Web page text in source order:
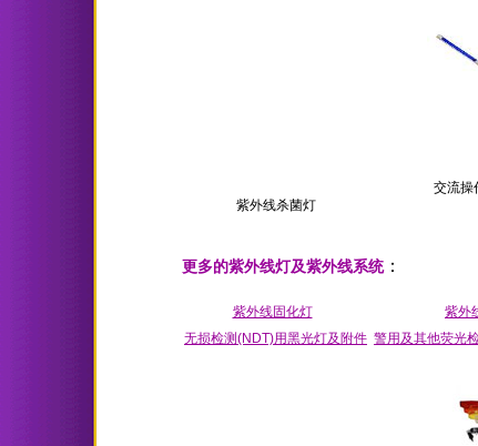
紫外线杀菌灯
交流操
更多的紫外线灯及紫外线系统：
紫外线固化灯 紫外
无损检测(NDT)用黑光灯及附件 警用及其他荧光